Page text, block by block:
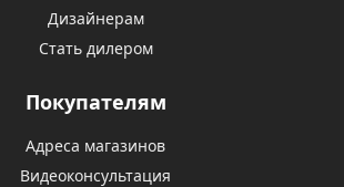
Дизайнерам
Стать дилером
Покупателям
Адреса магазинов
Видеоконсультация